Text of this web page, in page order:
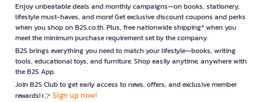
Enjoy unbeatable deals and monthly campaigns—on books, stationery,
lifestyle must-haves, and more! Get exclusive discount coupons and perks
when you shop on B2S.co.th. Plus, free nationwide shipping* when you
meet the minimum purchase requirement set by the company.
B2S brings everything you need to match your lifestyle—books, writing
tools, educational toys, and furniture. Shop easily anytime, anywhere with
the B2S App.
Join B2S Club to get early access to news, offers, and exclusive member
rewards! 👉 Sign up now!